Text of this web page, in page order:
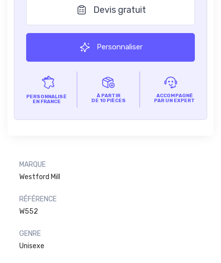
Devis gratuit
Personnaliser
PERSONNALISÉ
EN FRANCE
À PARTIR
DE 10 PIÈCES
ACCOMPAGNÉ
PAR UN EXPERT
MARQUE
Westford Mill
RÉFÉRENCE
W552
GENRE
Unisexe